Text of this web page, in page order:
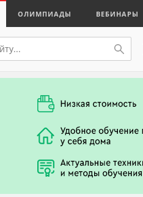
ОЛИМПИАДЫ ВЕБИНАРЫ